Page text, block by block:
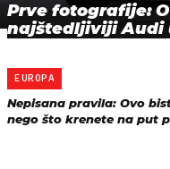
Prve fotografije:
najštedljiviji Audi
EUROPA
Nepisana pravila: Ovo
nego što krenete na put